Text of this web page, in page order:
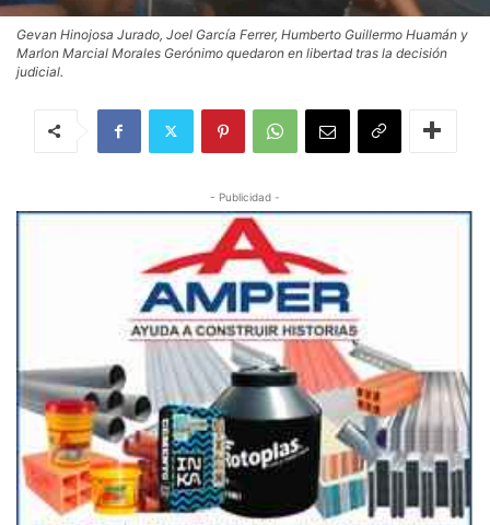
Gevan Hinojosa Jurado, Joel García Ferrer, Humberto Guillermo Huamán y
Marlon Marcial Morales Gerónimo quedaron en libertad tras la decisión
judicial.
- Publicidad -